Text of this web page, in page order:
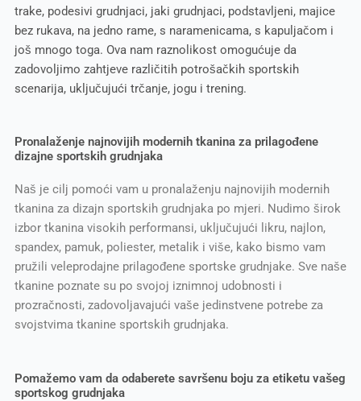
trake, podesivi grudnjaci, jaki grudnjaci, podstavljeni, majice
bez rukava, na jedno rame, s naramenicama, s kapuljačom i
još mnogo toga. Ova nam raznolikost omogućuje da
zadovoljimo zahtjeve različitih potrošačkih sportskih
scenarija, uključujući trčanje, jogu i trening.
Pronalaženje najnovijih modernih tkanina za prilagođene
dizajne sportskih grudnjaka
Naš je cilj pomoći vam u pronalaženju najnovijih modernih
tkanina za dizajn sportskih grudnjaka po mjeri. Nudimo širok
izbor tkanina visokih performansi, uključujući likru, najlon,
spandex, pamuk, poliester, metalik i više, kako bismo vam
pružili veleprodajne prilagođene sportske grudnjake. Sve naše
tkanine poznate su po svojoj iznimnoj udobnosti i
prozračnosti, zadovoljavajući vaše jedinstvene potrebe za
svojstvima tkanine sportskih grudnjaka.
Pomažemo vam da odaberete savršenu boju za etiketu vašeg
sportskog grudnjaka